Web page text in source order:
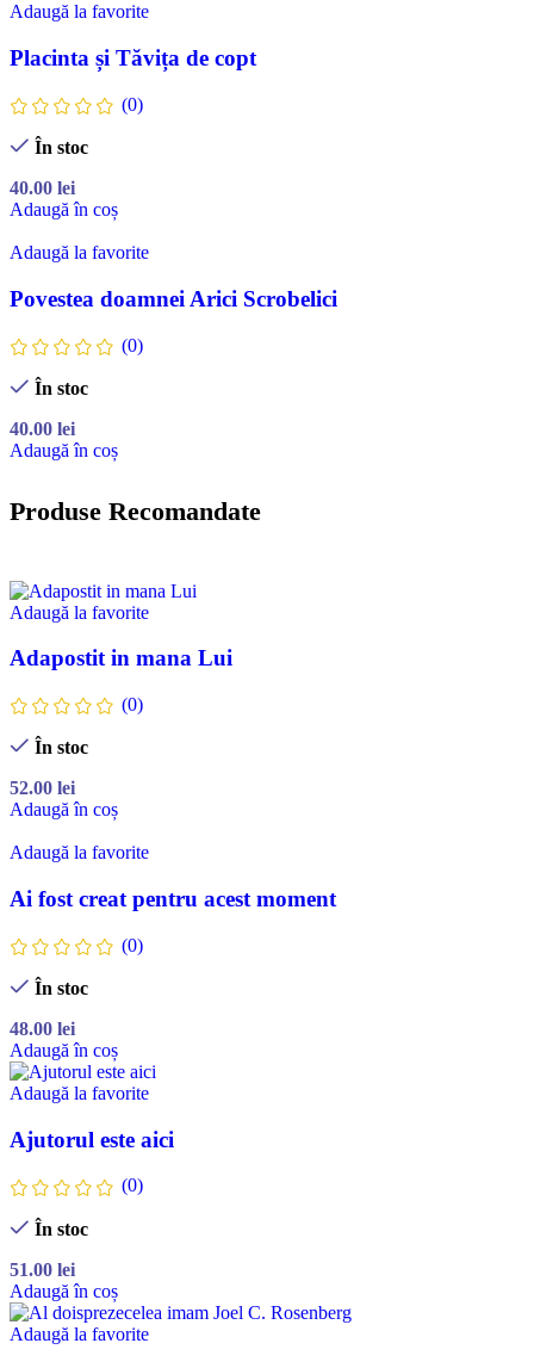
Adaugă la favorite
Placinta și Tăvița de copt
(0)
În stoc
40.00 lei
Adaugă în coș
Adaugă la favorite
Povestea doamnei Arici Scrobelici
(0)
În stoc
40.00 lei
Adaugă în coș
Produse Recomandate
Adaugă la favorite
Adapostit in mana Lui
(0)
În stoc
52.00 lei
Adaugă în coș
Adaugă la favorite
Ai fost creat pentru acest moment
(0)
În stoc
48.00 lei
Adaugă în coș
Adaugă la favorite
Ajutorul este aici
(0)
În stoc
51.00 lei
Adaugă în coș
Adaugă la favorite